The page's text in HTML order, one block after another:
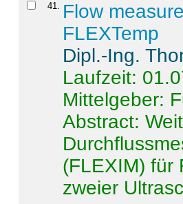
41. Flow
FLEXTemp
Dipl.-Ing.
Laufzeit:
Mittelgeber:
Abstract:
(FLEXIM) für
zweier